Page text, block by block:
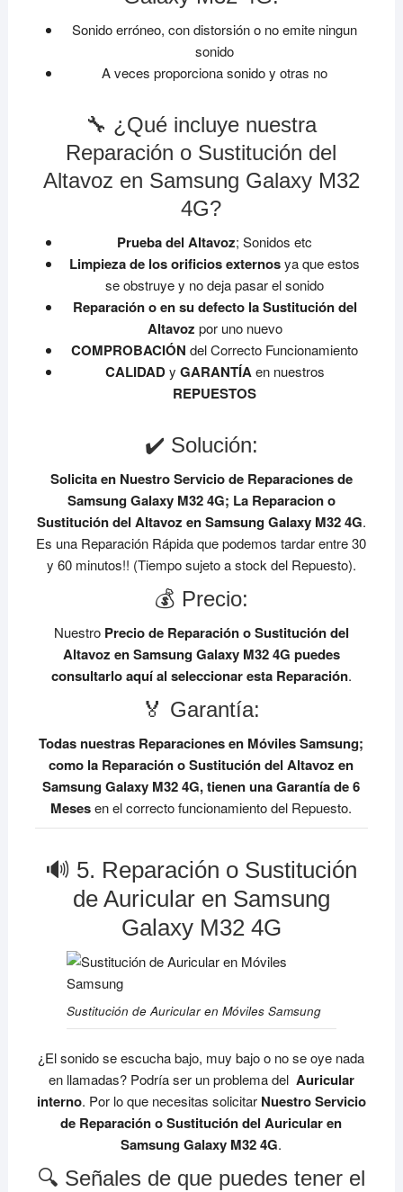
Sonido erróneo, con distorsión o no emite ningun
sonido
A veces proporciona sonido y otras no
🔧 ¿Qué incluye nuestra
Reparación o Sustitución del
Altavoz en Samsung Galaxy M32
4G?
Prueba del Altavoz; Sonidos etc
Limpieza de los orificios externosya que estos
se obstruye y no deja pasar el sonido
Reparación o en su defecto la Sustitución del
Altavoz por uno nuevo
COMPROBACIÓNdel Correcto Funcionamiento
CALIDADy GARANTÍAen nuestros
REPUESTOS
✔️ Solución:
Solicita en Nuestro Servicio de Reparaciones de
Samsung Galaxy M32 4G; La Reparacion o
Sustitución del Altavoz en Samsung Galaxy M32 4G.
Es una Reparación Rápida que podemos tardar entre 30
y 60 minutos!! (Tiempo sujeto a stock del Repuesto).
💰 Precio:
Nuestro Precio de Reparación o Sustitución del
Altavoz en Samsung Galaxy M32 4G puedes
consultarlo aquí al seleccionar esta Reparación.
🏅 Garantía:
Todas nuestras Reparaciones en Móviles Samsung;
como la Reparación o Sustitución del Altavoz en
Samsung Galaxy M32 4G, tienen una Garantía de 6
Mesesen el correcto funcionamiento del Repuesto.
🔊 5. Reparación o Sustitución
de Auricular en Samsung
Galaxy M32 4G
Sustitución de Auricular en Móviles Samsung
¿El sonido se escucha bajo, muy bajo o no se oye nada
en llamadas? Podría ser un problema del Auricular
interno. Por lo que necesitas solicitar Nuestro Servicio
de Reparación o Sustitución del Auricular en
Samsung Galaxy M32 4G.
🔍 Señales de que puedes tener el